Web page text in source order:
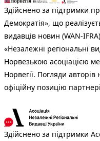
Здійснено за підтримки
Демократія», що
видавців новин (WAN-
«Незалежні регіональні
Норвезькою асоціацією
Норвегії. Погляди
офіційну позицію
Здійснено за підтримки